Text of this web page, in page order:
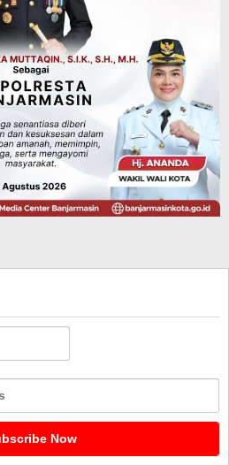
Arena Panjat Tebing,
Siapkan Sirkuit se-